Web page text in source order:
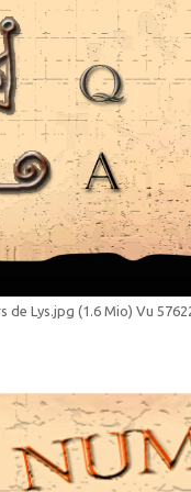
de Lys.jpg (1.6 Mio) Vu